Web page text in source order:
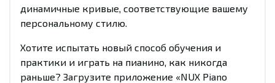
динамичные кривые, соответствующие вашему
персональному стилю.
Хотите испытать новый способ обучения и
практики и играть на пианино, как никогда
раньше? Загрузите приложение «NUX Piano